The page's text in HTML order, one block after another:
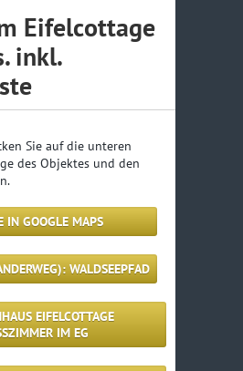
Eifelcottage
inkl.
Sie auf die unteren
des Objektes und den
IN GOOGLE MAPS
TRAUMPFAD (WANDERWEG): WALDSEEPFAD
EIFELCOTTAGE
ESSZIMMER IM EG